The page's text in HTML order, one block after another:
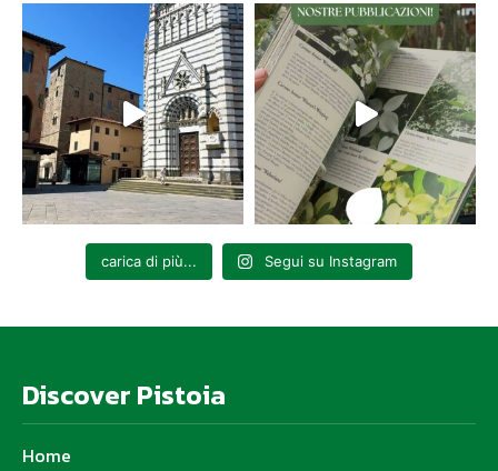
carica di più... Segui su Instagram
Discover Pistoia
Home